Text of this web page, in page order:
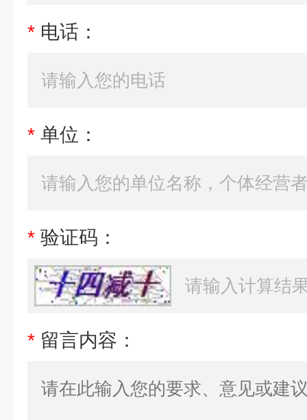
* 电话：
* 单位：
* 验证码：
* 留言内容：